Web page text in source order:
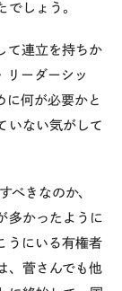
しょう。
て連立を持ちか
リーダーシッ
に何が必要かと
いない気がして
べきなのか、
多かったように
うにいる有権者
、菅さんでも他